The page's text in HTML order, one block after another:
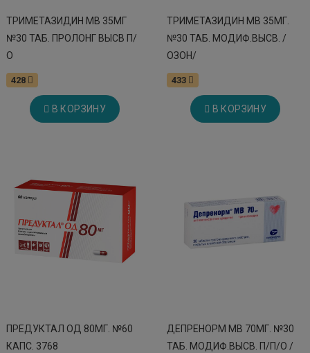
ТРИМЕТАЗИДИН МВ 35МГ
№30 ТАБ. ПРОЛОНГ ВЫСВ П/
О
428
В КОРЗИНУ
ТРИМЕТАЗИДИН МВ 35МГ.
№30 ТАБ. МОДИФ.ВЫСВ. /
ОЗОН/
433
В КОРЗИНУ
ПРЕДУКТАЛ ОД 80МГ. №60
КАПС. 3768
ДЕПРЕНОРМ МВ 70МГ. №30
ТАБ. МОДИФ.ВЫСВ. П/П/О /